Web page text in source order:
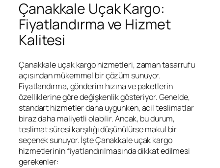
Çanakkale Uçak Kargo:
Fiyatlandırma ve Hizmet
Kalitesi
Çanakkale uçak kargo hizmetleri, zaman tasarrufu
açısından mükemmel bir çözüm sunuyor.
Fiyatlandırma, gönderim hızına ve paketlerin
özelliklerine göre değişkenlik gösteriyor. Genelde,
standart hizmetler daha uygunken, acil teslimatlar
biraz daha maliyetli olabilir. Ancak, bu durum,
teslimat süresi karşılığı düşünülürse makul bir
seçenek sunuyor. İşte Çanakkale uçak kargo
hizmetlerinin fiyatlandırılmasında dikkat edilmesi
gerekenler: